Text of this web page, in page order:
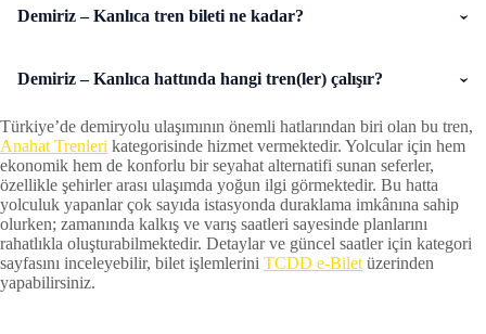
Demiriz – Kanlıca tren bileti ne kadar?
Demiriz – Kanlıca hattında hangi tren(ler) çalışır?
Türkiye’de demiryolu ulaşımının önemli hatlarından biri olan bu tren,
Anahat Trenleri kategorisinde hizmet vermektedir. Yolcular için hem
ekonomik hem de konforlu bir seyahat alternatifi sunan seferler,
özellikle şehirler arası ulaşımda yoğun ilgi görmektedir. Bu hatta
yolculuk yapanlar çok sayıda istasyonda duraklama imkânına sahip
olurken; zamanında kalkış ve varış saatleri sayesinde planlarını
rahatlıkla oluşturabilmektedir. Detaylar ve güncel saatler için kategori
sayfasını inceleyebilir, bilet işlemlerini TCDD e-Bilet üzerinden
yapabilirsiniz.